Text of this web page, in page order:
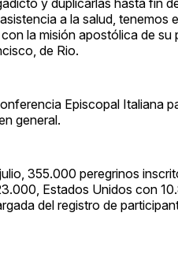
a la salud, tenemos
la misión apostólica de
de Rio.
Episcopal Italiana
general.
355.000 peregrinos
Estados Unidos con
del registro de